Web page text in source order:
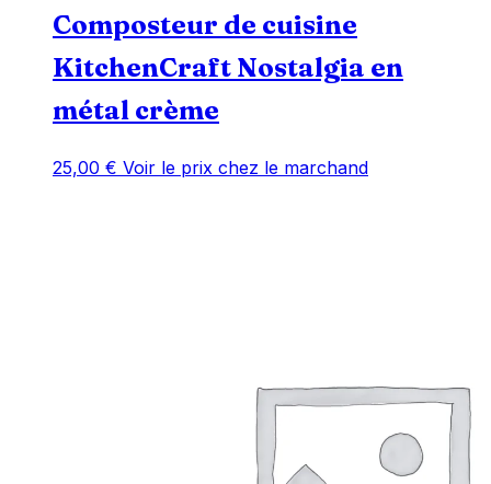
Composteur de cuisine
KitchenCraft Nostalgia en
métal crème
25,00 € Voir le prix chez le marchand